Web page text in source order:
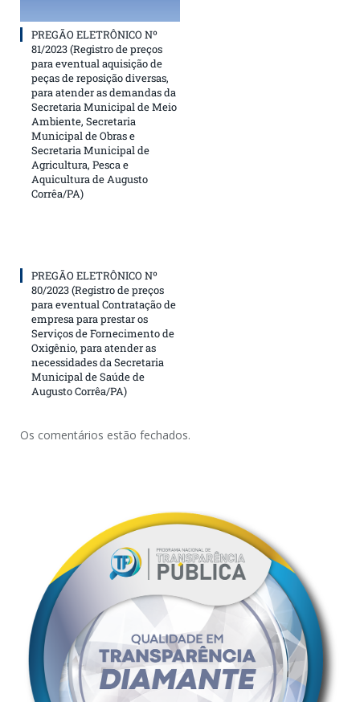
PREGÃO ELETRÔNICO Nº
81/2023 (Registro de preços
para eventual aquisição de
peças de reposição diversas,
para atender as demandas da
Secretaria Municipal de Meio
Ambiente, Secretaria
Municipal de Obras e
Secretaria Municipal de
Agricultura, Pesca e
Aquicultura de Augusto
Corrêa/PA)
PREGÃO ELETRÔNICO Nº
80/2023 (Registro de preços
para eventual Contratação de
empresa para prestar os
Serviços de Fornecimento de
Oxigênio, para atender as
necessidades da Secretaria
Municipal de Saúde de
Augusto Corrêa/PA)
Os comentários estão fechados.